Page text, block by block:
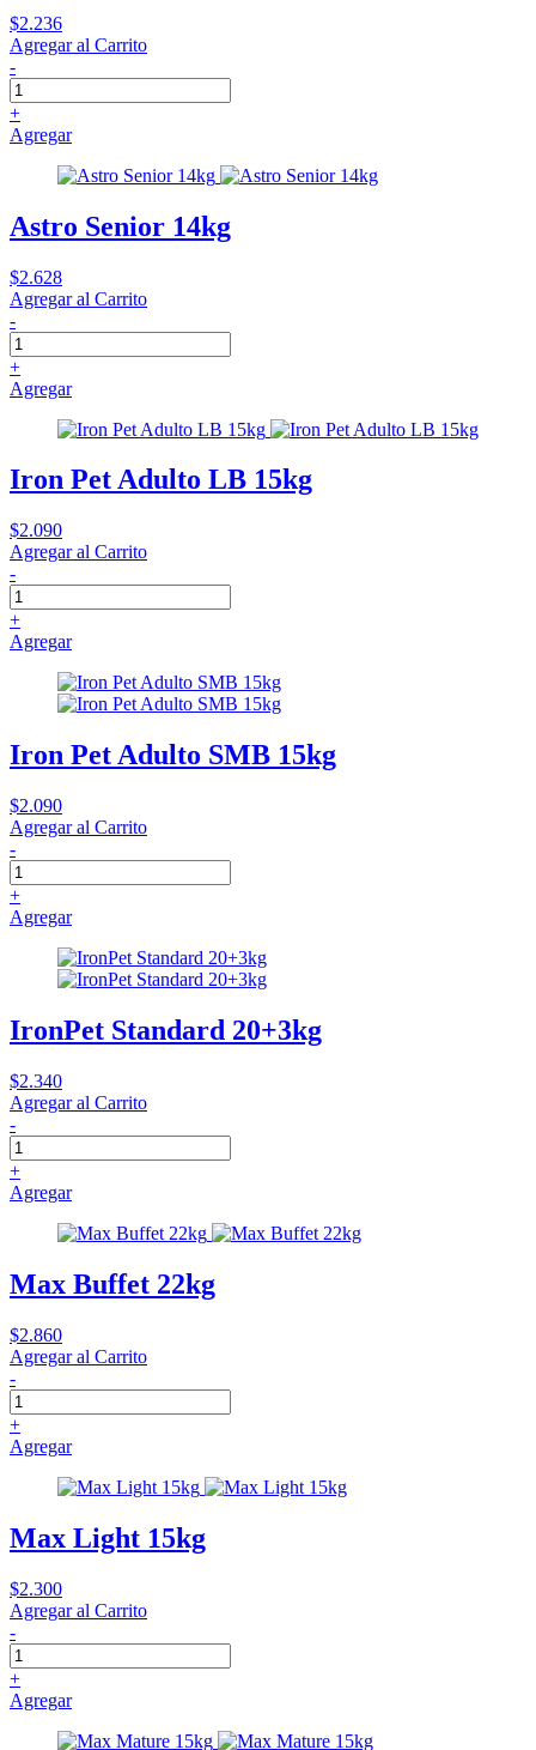
$2.236
Agregar al Carrito
-
+
Agregar
Astro Senior 14kg
$2.628
Agregar al Carrito
-
+
Agregar
Iron Pet Adulto LB 15kg
$2.090
Agregar al Carrito
-
+
Agregar
Iron Pet Adulto SMB 15kg
$2.090
Agregar al Carrito
-
+
Agregar
IronPet Standard 20+3kg
$2.340
Agregar al Carrito
-
+
Agregar
Max Buffet 22kg
$2.860
Agregar al Carrito
-
+
Agregar
Max Light 15kg
$2.300
Agregar al Carrito
-
+
Agregar